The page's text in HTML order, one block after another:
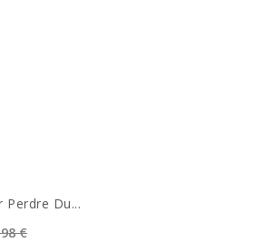
Perdre Du...
de base
€